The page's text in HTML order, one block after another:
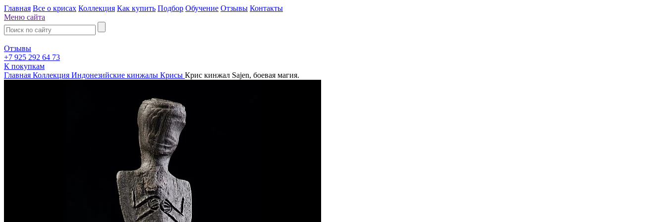
Главная Все о крисах Коллекция Как купить Подбор Обучение Отзывы Контакты
Меню сайта
Отзывы
+7 925 292 64 73
К покупкам
Главная Коллекция Индонезийские кинжалы Крисы Крис кинжал Sajen, боевая магия.